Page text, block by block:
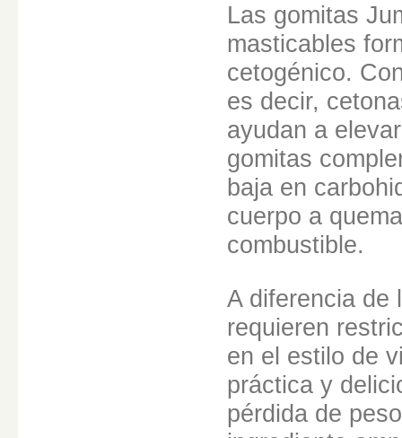
Las gomitas
masticables
cetogénico.
es decir,
ayudan a
gomitas
baja en
cuerpo a
combustible.
A diferencia de
requieren
en el estilo de
práctica y
pérdida de